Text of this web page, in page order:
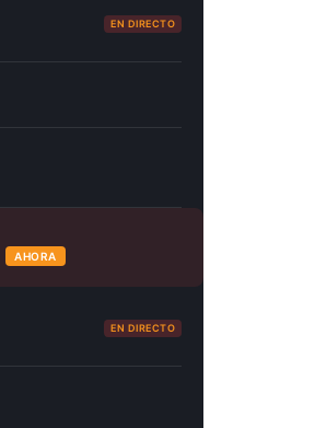
EN DIRECTO
AHORA
EN DIRECTO